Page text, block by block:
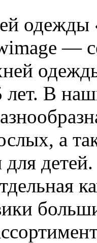
одежды
—
лет. В
а